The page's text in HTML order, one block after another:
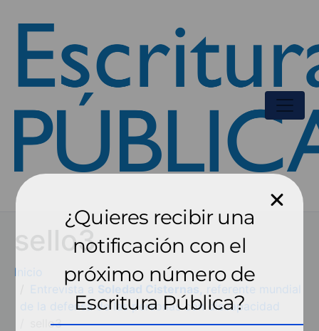
sello3
Inicio
Entrevista a Soledad Cisternas,
referente mundial
de la defensa de las personas con discapacidad
sello3
¿Quieres recibir una
notificación con el
próximo número de
Escritura Pública?